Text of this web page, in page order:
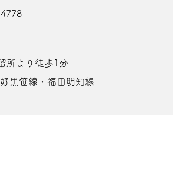
所より徒歩1分
黒笹線・福田明知線